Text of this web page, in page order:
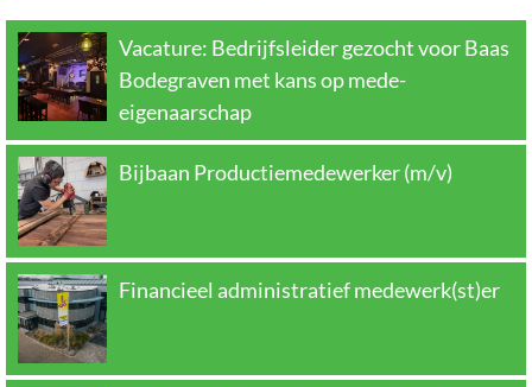
Vacature: Bedrijfsleider gezocht voor Baas
Bodegraven met kans op mede-
eigenaarschap
Bijbaan Productiemedewerker (m/v)
Financieel administratief medewerk(st)er